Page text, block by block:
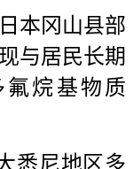
本冈山县部
与居民长期
烷基物质
悉尼地区多